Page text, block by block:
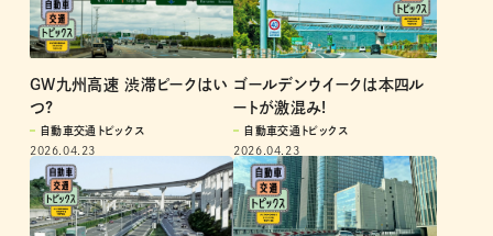
GW九州高速 渋滞ピークはい
つ?
自動車交通トピックス
2026.04.23
ゴールデンウイークは本四ル
ートが激混み!
自動車交通トピックス
2026.04.23